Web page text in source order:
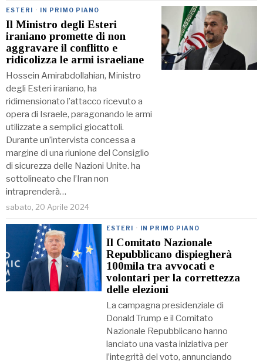
ESTERI · IN PRIMO PIANO
Il Ministro degli Esteri
iraniano promette di non
aggravare il conflitto e
ridicolizza le armi israeliane
Hossein Amirabdollahian, Ministro
degli Esteri iraniano, ha
ridimensionato l’attacco ricevuto a
opera di Israele, paragonando le armi
utilizzate a semplici giocattoli.
Durante un’intervista concessa a
margine di una riunione del Consiglio
di sicurezza delle Nazioni Unite. ha
sottolineato che l’Iran non
intraprenderà…
sabato, 20 Aprile 2024
ESTERI · IN PRIMO PIANO
Il Comitato Nazionale
Repubblicano dispiegherà
100mila tra avvocati e
volontari per la correttezza
delle elezioni
La campagna presidenziale di
Donald Trump e il Comitato
Nazionale Repubblicano hanno
lanciato una vasta iniziativa per
l’integrità del voto, annunciando